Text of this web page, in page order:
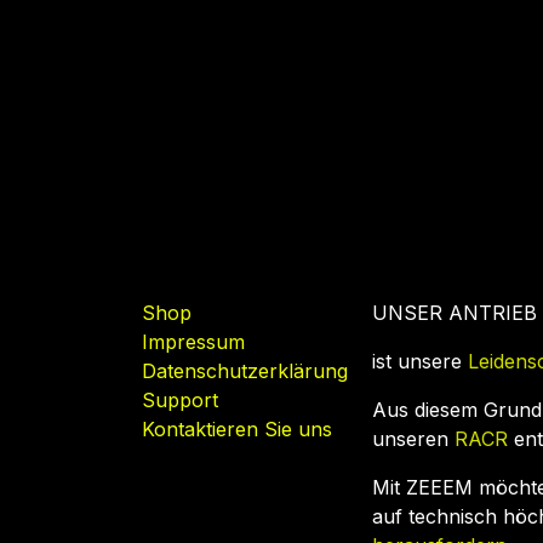
Shop
Impressum
Datenschutzerklärung
Support
Kontaktieren Sie uns
UNSER ANTRIEB
ist unsere
Aus diesem
unseren RACR
Mit ZEEEM
auf technisch